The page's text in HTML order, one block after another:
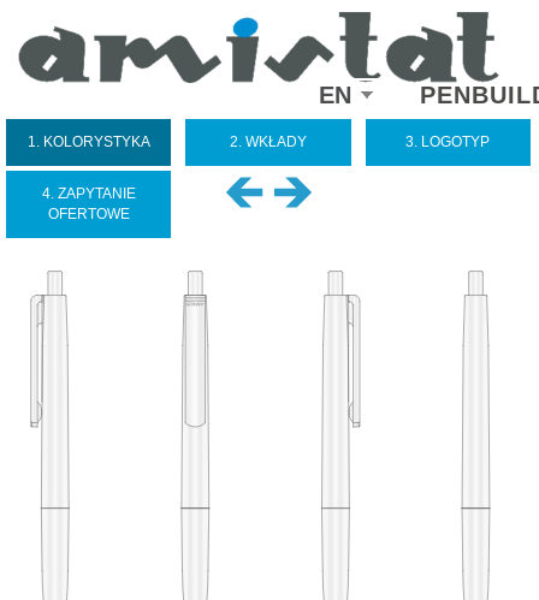
Select
yourEN
1. KOLORYSTYKA 2. WKŁADY 3. LOGOTYP
4. ZAPYTANIE
OFERTOWE